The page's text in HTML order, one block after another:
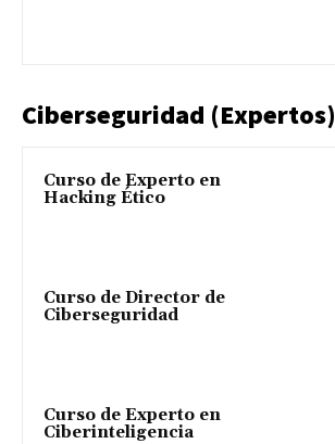
Ciberseguridad (Expertos)
Curso de Experto en
Hacking Ético
Curso de Director de
Ciberseguridad
Curso de Experto en
Ciberinteligencia